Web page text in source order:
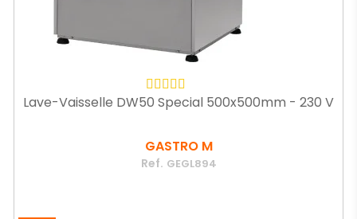
Lave-Vaisselle DW50 Special 500x500mm - 230 V
GASTRO M
Ref. GEGL894